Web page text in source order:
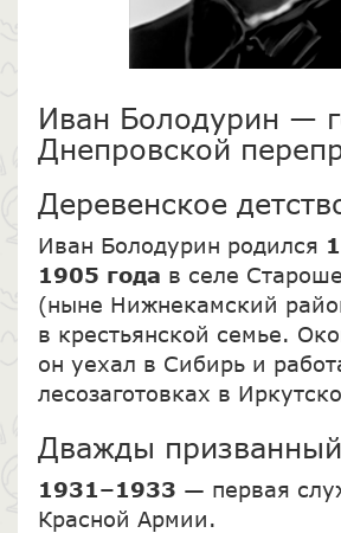
Иван Болодурин —
Днепровской
Деревенское
Иван Болодурин родился
1905 года в селе
(ныне Нижнекамский
в крестьянской семье.
он уехал в Сибирь и
лесозаготовках в
Дважды призванный
1931–1933 — первая
Красной Армии.